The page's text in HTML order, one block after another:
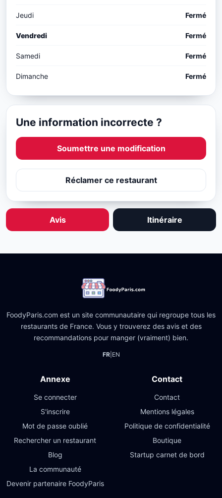
Jeudi Fermé
Vendredi Fermé
Samedi Fermé
Dimanche Fermé
Une information incorrecte ?
Soumettre une modification
Réclamer ce restaurant
Avis Itinéraire
FoodyParis.com est un site communautaire qui regroupe tous les
restaurants de France. Vous y trouverez des avis et des
recommandations pour manger (vraiment) bien.
FR| EN
Annexe
Se connecter
S'inscrire
Mot de passe oublié
Rechercher un restaurant
Blog
La communauté
Devenir partenaire FoodyParis
Contact
Contact
Mentions légales
Politique de confidentialité
Boutique
Startup carnet de bord